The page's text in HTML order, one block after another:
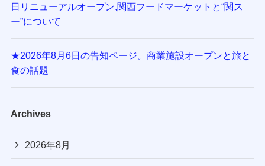
日リニューアルオープン,関西フードマーケットと“関ス
ー”について
★2026年8月6日の告知ページ。商業施設オープンと旅と
食の話題
Archives
2026年8月